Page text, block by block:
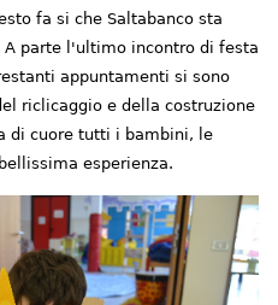
fa si che Saltabanco sta
parte l'ultimo incontro di festa
appuntamenti si sono
riclicaggio e della costruzione
di cuore tutti i bambini, le
esperienza.